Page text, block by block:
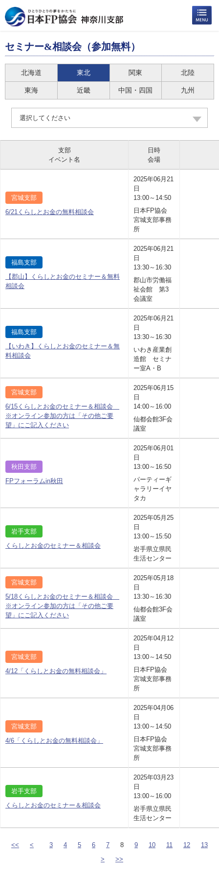
セミナー&相談会（参加無料）
北海道 東北 関東 北陸
東海 近畿 中国・四国 九州
選択してください
支部
イベント名
日時
会場
宮城支部
6/21くらしとお金の無料相談会
2025年06月21
日
13:00～14:50
日本FP協会
宮城支部事務
所
福島支部
【郡山】くらしとお金のセミナー＆無料
相談会
2025年06月21
日
13:30～16:30
郡山市労働福
祉会館 第3
会議室
福島支部
【いわき】くらしとお金のセミナー＆無
料相談会
2025年06月21
日
13:30～16:30
いわき産業創
造館 セミナ
ー室A・B
宮城支部
6/15くらしとお金のセミナー＆相談会
※オンライン参加の方は「その他ご要
望」にご記入ください
2025年06月15
日
14:00～16:00
仙都会館3F会
議室
秋田支部
FPフォーラムin秋田
2025年06月01
日
13:00～16:50
パーティーギ
ャラリーイヤ
タカ
岩手支部
くらしとお金のセミナー＆相談会
2025年05月25
日
13:00～15:50
岩手県立県民
生活センター
宮城支部
5/18くらしとお金のセミナー＆相談会
※オンライン参加の方は「その他ご要
望」にご記入ください
2025年05月18
日
13:30～16:30
仙都会館3F会
議室
宮城支部
4/12「くらしとお金の無料相談会」
2025年04月12
日
13:00～14:50
日本FP協会
宮城支部事務
所
宮城支部
4/6「くらしとお金の無料相談会」
2025年04月06
日
13:00～14:50
日本FP協会
宮城支部事務
所
岩手支部
くらしとお金のセミナー＆相談会
2025年03月23
日
13:00～16:00
岩手県立県民
生活センター
<< < 3 4 5 6 7 8 9 10 11 12
13
>
>>